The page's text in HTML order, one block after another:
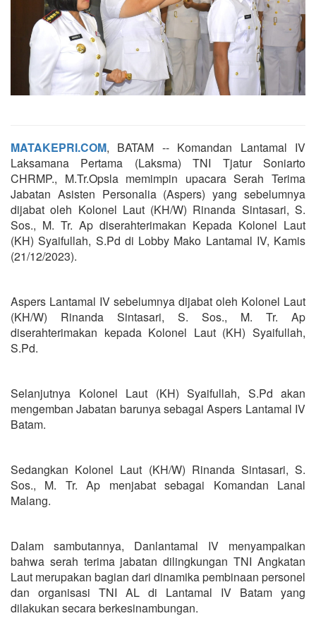
MATAKEPRI.COM, BATAM -- Komandan Lantamal IV
Laksamana Pertama (Laksma) TNI Tjatur Soniarto
CHRMP., M.Tr.Opsla memimpin upacara Serah Terima
Jabatan Asisten Personalia (Aspers) yang sebelumnya
dijabat oleh Kolonel Laut (KH/W) Rinanda Sintasari, S.
Sos., M. Tr. Ap diserahterimakan Kepada Kolonel Laut
(KH) Syaifullah, S.Pd di Lobby Mako Lantamal IV, Kamis
(21/12/2023).
Aspers Lantamal IV sebelumnya dijabat oleh Kolonel Laut
(KH/W) Rinanda Sintasari, S. Sos., M. Tr. Ap
diserahterimakan kepada Kolonel Laut (KH) Syaifullah,
S.Pd.
Selanjutnya Kolonel Laut (KH) Syaifullah, S.Pd akan
mengemban Jabatan barunya sebagai Aspers Lantamal IV
Batam.
Sedangkan Kolonel Laut (KH/W) Rinanda Sintasari, S.
Sos., M. Tr. Ap menjabat sebagai Komandan Lanal
Malang.
Dalam sambutannya, Danlantamal IV menyampaikan
bahwa serah terima jabatan dilingkungan TNI Angkatan
Laut merupakan bagian dari dinamika pembinaan personel
dan organisasi TNI AL di Lantamal IV Batam yang
dilakukan secara berkesinambungan.